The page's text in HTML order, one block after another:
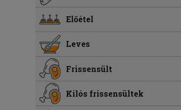
Előétel
Leves
Frissensült
Kilós frissensültek